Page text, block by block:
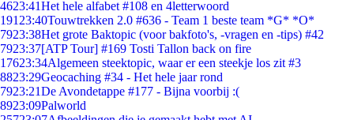
4623:41Het hele alfabet #108 en 4letterwoord
191 23:40Touwtrekken 2.0 #636 - Team 1 beste team *G* *O*
7923:38Het grote Baktopic (voor bakfoto's, -vragen en -tips) #42
7923:37[ATP Tour] #169 Tosti Tallon back on fire
17623:34Algemeen steektopic, waar er een steekje los zit #3
8823:29Geocaching #34 - Het hele jaar rond
7923:21De Avondetappe #177 - Bijna voorbij :(
8923:09Palworld